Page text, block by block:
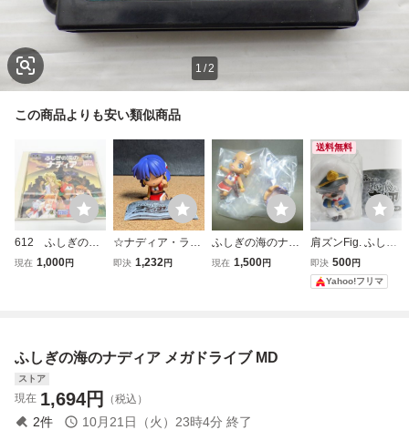
1 /2
この商品よりも安い類似商品
612 ふしぎの海
のナディア HCD
現在 1,000円
☆ナディア・ラ・
アルウォール：ト
美品☆
即決 1,232円
ふしぎの海のナデ
ィア ねんどろいど
現在 1,500円
送料無料
肩ズンFig. ふしぎ
の海のナディア
ネモ
即決 500円
Yahoo!フリマ
ふしぎの海のナディア メガドライブ MD
ストア
現在 1,694円 （税込）
2件 10月21日（火）23時4分 終了